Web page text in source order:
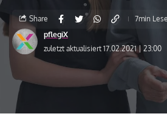
zuletzt aktualisiert 17.02.2021 | 23:00
pflegiX
Share 7min